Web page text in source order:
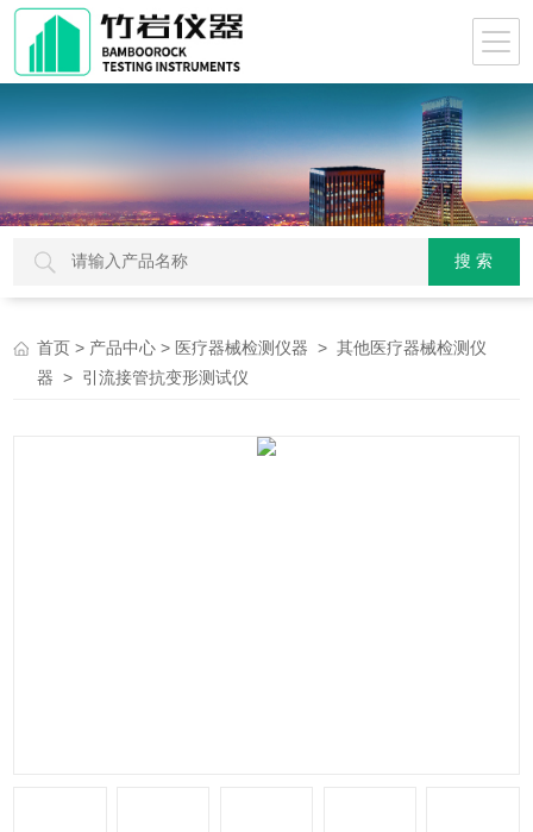
首页 > 产品中心 > 医疗器械检测仪器 >其他医疗器械检测仪
器 > 引流接管抗变形测试仪